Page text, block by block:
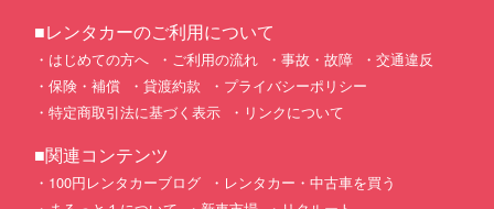
■レンタカーのご利用について
はじめての方へ ご利用の流れ 事故・故障
交通違反
保険・補償
貸渡約款
プライバシーポリシー
特定商取引法に基づく表示
リンクについて
■関連コンテンツ
100円レンタカーブログ
レンタカー・中古車を買う